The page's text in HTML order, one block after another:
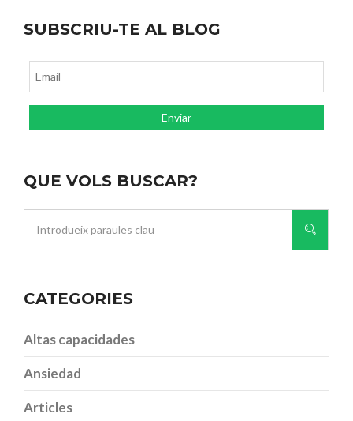
SUBSCRIU-TE AL BLOG
QUE VOLS BUSCAR?
CATEGORIES
Altas capacidades
Ansiedad
Articles